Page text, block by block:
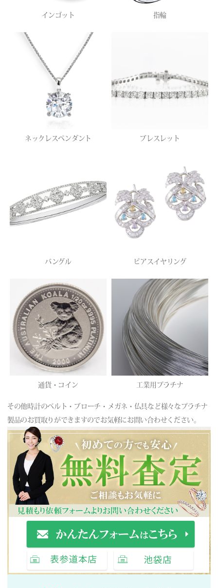
インゴット 指輪
ネックレスペンダント ブレスレット
バングル ピアスイヤリング
通貨・コイン 工業用プラチナ
その他時計のベルト・ブローチ・メガネ・仏具など様々なプラチナ
製品のお買取りができますのでお気軽にお問い合わせください。